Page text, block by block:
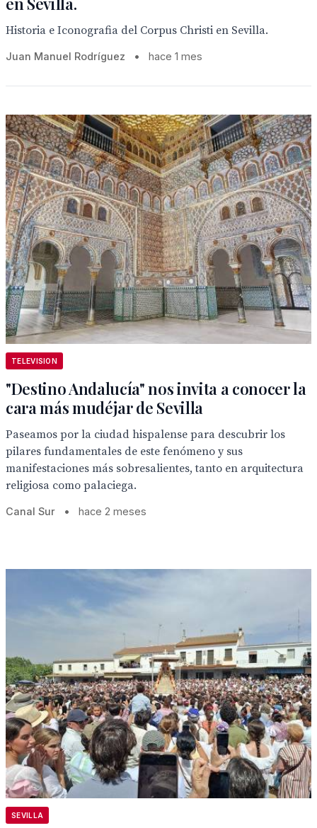
Historia e Iconografia del Corpus Christi en Sevilla.
Juan Manuel Rodríguez • hace 1 mes
TELEVISION
"Destino Andalucía" nos invita a conocer la
cara más mudéjar de Sevilla
Paseamos por la ciudad hispalense para descubrir los
pilares fundamentales de este fenómeno y sus
manifestaciones más sobresalientes, tanto en arquitectura
religiosa como palaciega.
Canal Sur • hace 2 meses
SEVILLA